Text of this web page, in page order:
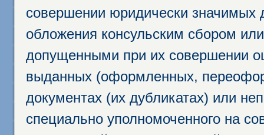
совершении юридически
обложения консульским сбором
допущенными при их совершении
выданных (оформленных,
документах (их дубликатах) или
специально уполномоченного на